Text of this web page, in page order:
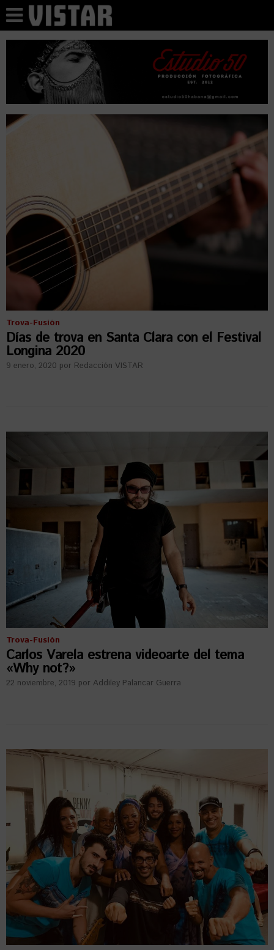
Trova-Fusión
Días de trova en Santa Clara con el Festival
Longina 2020
9 enero, 2020 por Redacción VISTAR
Trova-Fusión
Carlos Varela estrena videoarte del tema
«Why not?»
22 noviembre, 2019 por Addiley Palancar Guerra